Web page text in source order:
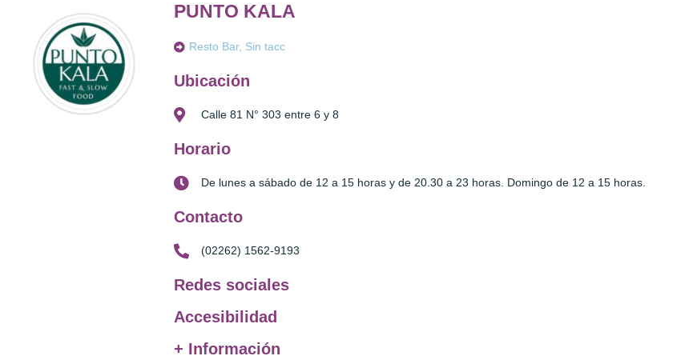
PUNTO KALA
Resto Bar, Sin tacc
Ubicación
Calle 81 N° 303 entre 6 y 8
Horario
De lunes a sábado de 12 a 15 horas y de 20.30 a 23 horas. Domingo de 12 a 15 horas.
Contacto
(02262) 1562-9193
Redes sociales
Accesibilidad
+ Información